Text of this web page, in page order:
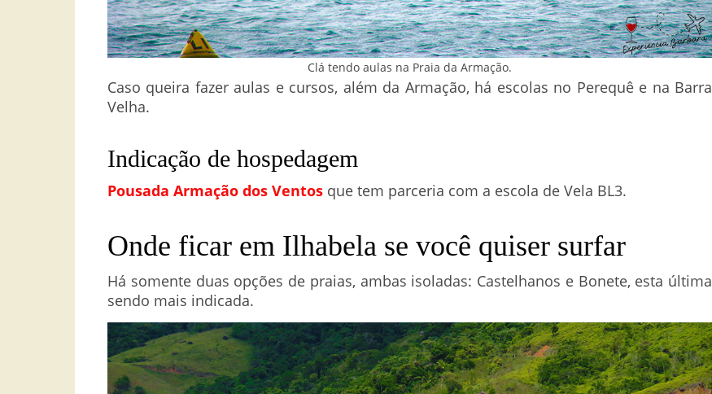
Clá tendo aulas na Praia da Armação.
Caso queira fazer aulas e cursos, além da Armação, há escolas no Perequê e na Barra
Velha.
Indicação de hospedagem
Pousada Armação dos Ventos que tem parceria com a escola de Vela BL3.
Onde ficar em Ilhabela se você quiser surfar
Há somente duas opções de praias, ambas isoladas: Castelhanos e Bonete, esta última
sendo mais indicada.